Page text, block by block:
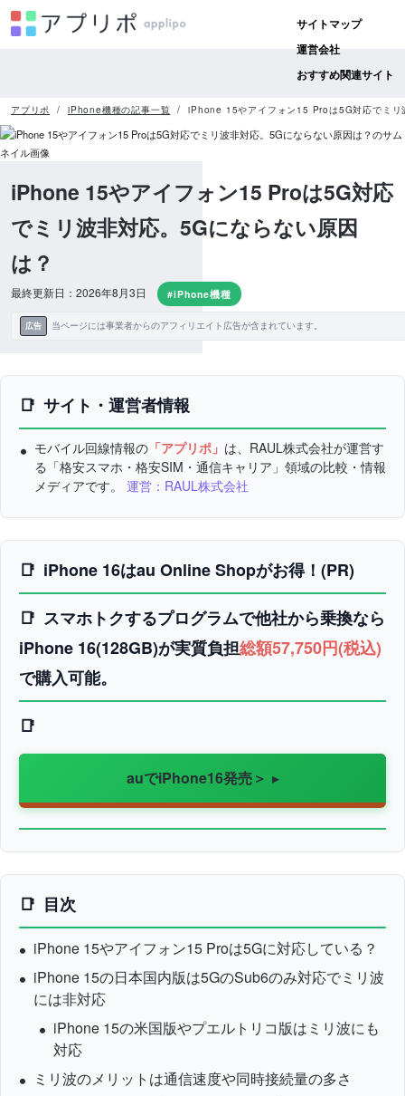
サイトマップ
運営会社
おすすめ関連サイト
アプリポ iPhone機種の記事一覧 iPhone 15やアイフォン15 Proは5G対応でミリ
iPhone 15やアイフォン15 Proは5G対応
でミリ波非対応。5Gにならない原因
は？
最終更新日：2026年8月3日 #iPhone機種
広告 当ページには事業者からのアフィリエイト広告が含まれています。
サイト・運営者情報
モバイル回線情報の 「アプリポ」 は、RAUL株式会社が運営す
る「格安スマホ・格安SIM・通信キャリア」領域の比較・情報
メディアです。 運営：RAUL株式会社
iPhone 16はau Online Shopがお得！(PR)
スマホトクするプログラムで他社から乗換なら
iPhone 16(128GB)が実質負担総額57,750円(税込)
で購入可能。
auでiPhone16発売＞
目次
iPhone 15やアイフォン15 Proは5Gに対応している？
iPhone 15の日本国内版は5GのSub6のみ対応でミリ波
には非対応
iPhone 15の米国版やプエルトリコ版はミリ波にも
対応
ミリ波のメリットは通信速度や同時接続量の多さ